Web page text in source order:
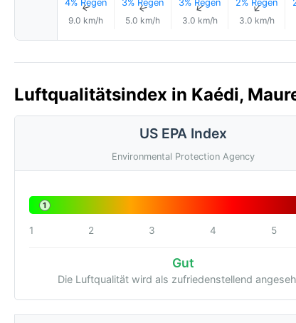
4% Regen
↑
9.0 km/h
3% Regen
↑
5.0 km/h
3% Regen
↑
3.0 km/h
2% Regen
↑
3.0 km/h
Luftqualitätsindex in Kaédi,
US EPA Index
Environmental Protection Agency
1
1 2 3 4 5
Gut
Die Luftqualität wird als zufriedenstellend